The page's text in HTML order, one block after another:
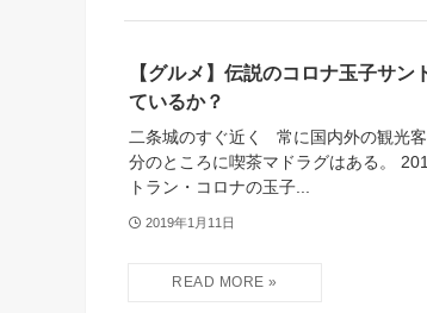
【グルメ】伝説のコロナ玉子サ
ているか？
二条城のすぐ近く 常に国内外の観光
分のところに喫茶マドラグはある。
トラン・コロナの玉子...
2019年1月11日